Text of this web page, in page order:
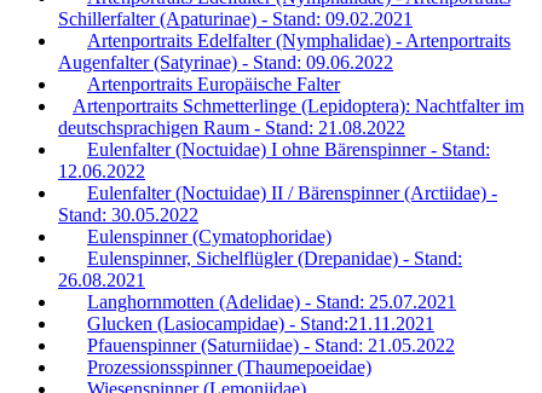
Schillerfalter (Apaturinae) - Stand: 09.02.2021
Artenportraits Edelfalter (Nymphalidae) - Artenportraits
Augenfalter (Satyrinae) - Stand: 09.06.2022
Artenportraits Europäische Falter
Artenportraits Schmetterlinge (Lepidoptera): Nachtfalter im
deutschsprachigen Raum - Stand: 21.08.2022
Eulenfalter (Noctuidae) I ohne Bärenspinner - Stand:
12.06.2022
Eulenfalter (Noctuidae) II / Bärenspinner (Arctiidae) -
Stand: 30.05.2022
Eulenspinner (Cymatophoridae)
Eulenspinner, Sichelflügler (Drepanidae) - Stand:
26.08.2021
Langhornmotten (Adelidae) - Stand: 25.07.2021
Glucken (Lasiocampidae) - Stand:21.11.2021
Pfauenspinner (Saturniidae) - Stand: 21.05.2022
Prozessionsspinner (Thaumepoeidae)
Wiesenspinner (Lemoniidae)